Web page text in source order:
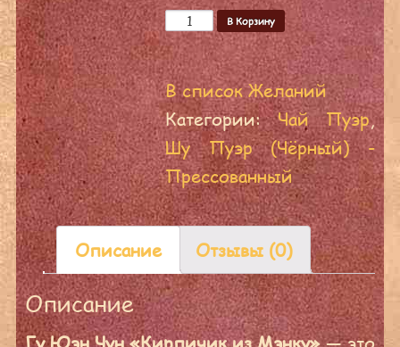
Количество
В Корзину
В список Желаний
Категории:Чай Пуэр,
Шу Пуэр (Чёрный) -
Прессованный
Описание Отзывы (0)
Описание